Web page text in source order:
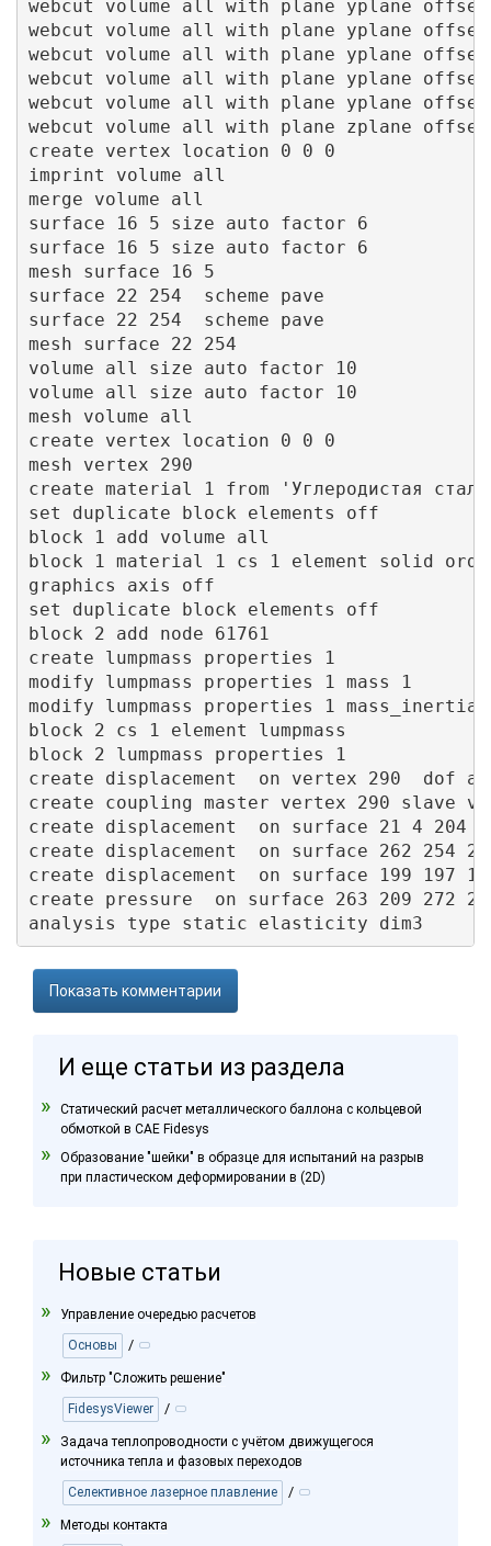
webcut volume all with plane yplane
webcut volume all with plane yplane
webcut volume all with plane yplane
webcut volume all with plane yplane
webcut volume all with plane yplane
webcut volume all with plane zplane
create vertex location 0 0 0
imprint volume all
merge volume all
surface 16 5 size auto factor 6
surface 16 5 size auto factor 6
mesh surface 16 5
surface 22 254  scheme pave
surface 22 254  scheme pave
mesh surface 22 254
volume all size auto factor 10
volume all size auto factor 10
mesh volume all
create vertex location 0 0 0
mesh vertex 290
create material 1 from 'Углеродистая
set duplicate block elements off
block 1 add volume all
block 1 material 1 cs 1 element solid
graphics axis off
set duplicate block elements off
block 2 add node 61761
create lumpmass properties 1
modify lumpmass properties 1 mass 1
modify lumpmass properties 1 mass_inertia
block 2 cs 1 element lumpmass
block 2 lumpmass properties 1
create displacement  on vertex 290
create coupling master vertex 290 slave
create displacement  on surface 21 4
create displacement  on surface 262
create displacement  on surface 199
create pressure  on surface 263 209 272
Показать комментарии
И еще статьи из раздела
Статический расчет металлического баллона с кольцевой
обмоткой в CAE Fidesys
Образование "шейки" в образце для испытаний на разрыв
при пластическом деформировании в (2D)
Новые статьи
Управление очередью расчетов
Основы
/
Фильтр "Сложить решение"
FidesysViewer
/
Задача теплопроводности с учётом движущегося
источника тепла и фазовых переходов
Селективное лазерное плавление
/
Методы контакта